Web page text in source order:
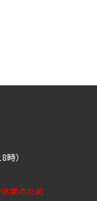
）
業のため